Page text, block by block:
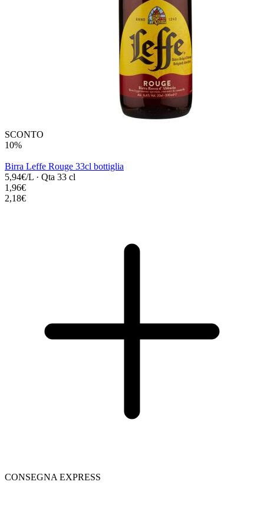
SCONTO
10%
Birra Leffe Rouge 33cl bottiglia
5,94€/L · Qta 33 cl
1,96€
2,18€
CONSEGNA EXPRESS